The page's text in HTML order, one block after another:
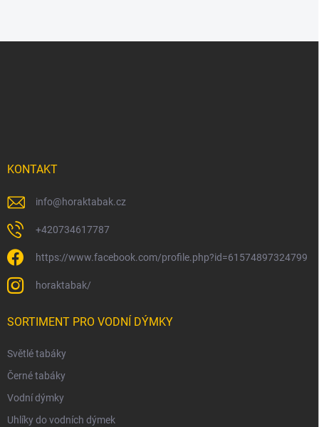
KONTAKT
info@horaktabak.cz
+420734617787
https://www.facebook.com/profile.php?id=61574897324799
horaktabak/
SORTIMENT PRO VODNÍ DÝMKY
Světlé tabáky
Černé tabáky
Vodní dýmky
Uhlíky do vodních dýmek